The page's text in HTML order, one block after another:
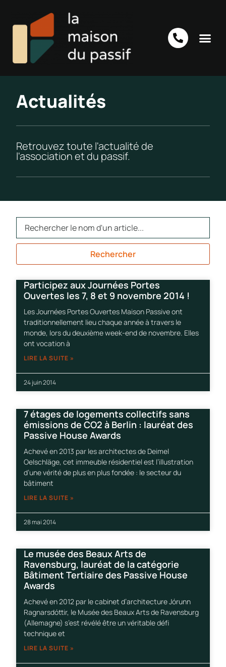
Actualités
Retrouvez toute l'actualité de
l'association et du passif.
Rechercher
Participez aux Journées Portes
Ouvertes les 7, 8 et 9 novembre 2014 !
Les Journées Portes Ouvertes Maison Passive ont
traditionnellement lieu chaque année à travers le
monde, lors du deuxième week-end de novembre. Elles
ont vocation à
LIRE LA SUITE »
24 juin 2014
7 étages de logements collectifs sans
émissions de CO2 à Berlin : lauréat des
Passive House Awards
Achevé en 2013 par les architectes de Deimel
Oelschläge, cet immeuble résidentiel est l’illustration
d’une vérité de plus en plus fondée : le secteur du
bâtiment
LIRE LA SUITE »
28 mai 2014
Le musée des Beaux Arts de
Ravensburg, lauréat de la catégorie
Bâtiment Tertiaire des Passive House
Awards
Achevé en 2012 par le cabinet d’architecture Jórunn
Ragnarsdóttir, le Musée des Beaux Arts de Ravensburg
(Allemagne) s’est révélé être un véritable défi
technique et
LIRE LA SUITE »